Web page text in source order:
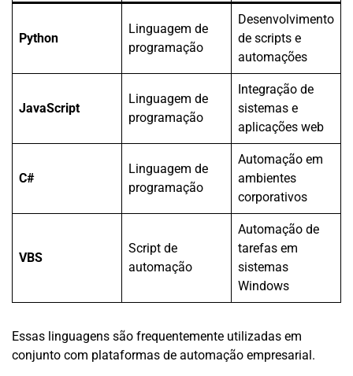
Python
Linguagem de
programação
Desenvolvimento
de scripts e
automações
JavaScript
Linguagem de
programação
Integração de
sistemas e
aplicações web
C#
Linguagem de
programação
Automação em
ambientes
corporativos
VBS
Script de
automação
Automação de
tarefas em
sistemas
Windows
Essas linguagens são frequentemente utilizadas em
conjunto com plataformas de automação empresarial.